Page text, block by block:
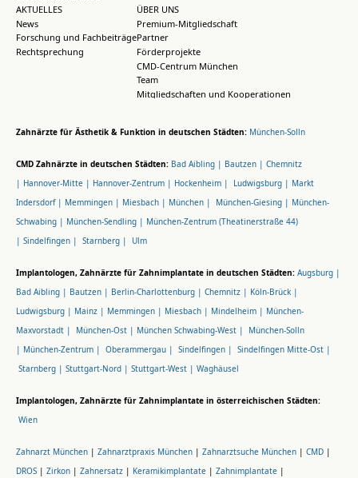
AKTUELLES
News
Forschung und Fachbeiträge
Rechtsprechung
ÜBER UNS
Premium-Mitgliedschaft
Partner
Förderprojekte
CMD-Centrum München
Team
Mitgliedschaften und Kooperationen
Zahnärzte für Ästhetik & Funktion in deutschen Städten: München-Solln
CMD Zahnärzte in deutschen Städten: Bad Aibling | Bautzen | Chemnitz
| Hannover-Mitte | Hannover-Zentrum | Hockenheim | Ludwigsburg | Markt
Indersdorf | Memmingen | Miesbach | München | München-Giesing | München-
Schwabing | München-Sendling | München-Zentrum (Theatinerstraße 44)
| Sindelfingen | Starnberg | Ulm
Implantologen, Zahnärzte für Zahnimplantate in deutschen Städten: Augsburg |
Bad Aibling | Bautzen | Berlin-Charlottenburg | Chemnitz | Köln-Brück |
Ludwigsburg | Mainz | Memmingen | Miesbach | Mindelheim | München-
Maxvorstadt |
München-Ost | München Schwabing-West |
München-Solln
| München-Zentrum | Oberammergau | Sindelfingen | Sindelfingen Mitte-Ost |
Starnberg | Stuttgart-Nord | Stuttgart-West | Waghäusel
Implantologen, Zahnärzte für Zahnimplantate in österreichischen Städten:
Wien
Zahnarzt München | Zahnarztpraxis München | Zahnarztsuche München | CMD |
DROS | Zirkon | Zahnersatz | Keramikimplantate | Zahnimplantate |